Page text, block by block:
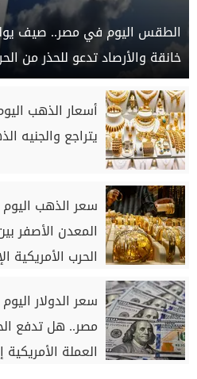
الطقس اليوم في مصر.. صيف
خانقة والأرصاد تدعو للحذر من
يتراجع والجنيه
سعر الذهب
المعدن الأصفر
الحرب الأمريكية
مصر.. هل تدفع
العملة